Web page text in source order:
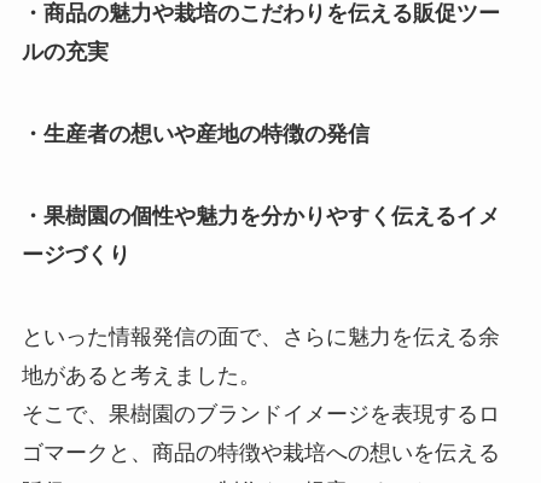
・商品の魅力や栽培のこだわりを伝える販促ツー
ルの充実
・生産者の想いや産地の特徴の発信
・果樹園の個性や魅力を分かりやすく伝えるイメ
ージづくり
といった情報発信の面で、さらに魅力を伝える余
地があると考えました。
そこで、果樹園のブランドイメージを表現するロ
ゴマークと、商品の特徴や栽培への想いを伝える